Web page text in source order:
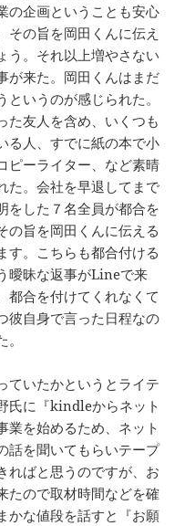
の企画ということも安心
その旨を岡田くんに伝え
う。それ以上増やさない
が来た。岡田くんはまだ
いうのが感じられた。
た友人を含め、いくつも
る人、すでに紙の本で小
ピーライター、など素晴
た。会社を早退してまで
をした７名全員が都合を
の旨を岡田くんに伝える
す。こちらも都合付ける
曖昧な返事がLineで来
都合を付けてくれなくて
彼自身で言った日程なの
ていたかというとライテ
氏に『kindleからネット
業を始めるため、ネット
話を聞いてもらいテープ
ればと思うのですが、お
たので取材時間などを確
かな値段を話すと『お願